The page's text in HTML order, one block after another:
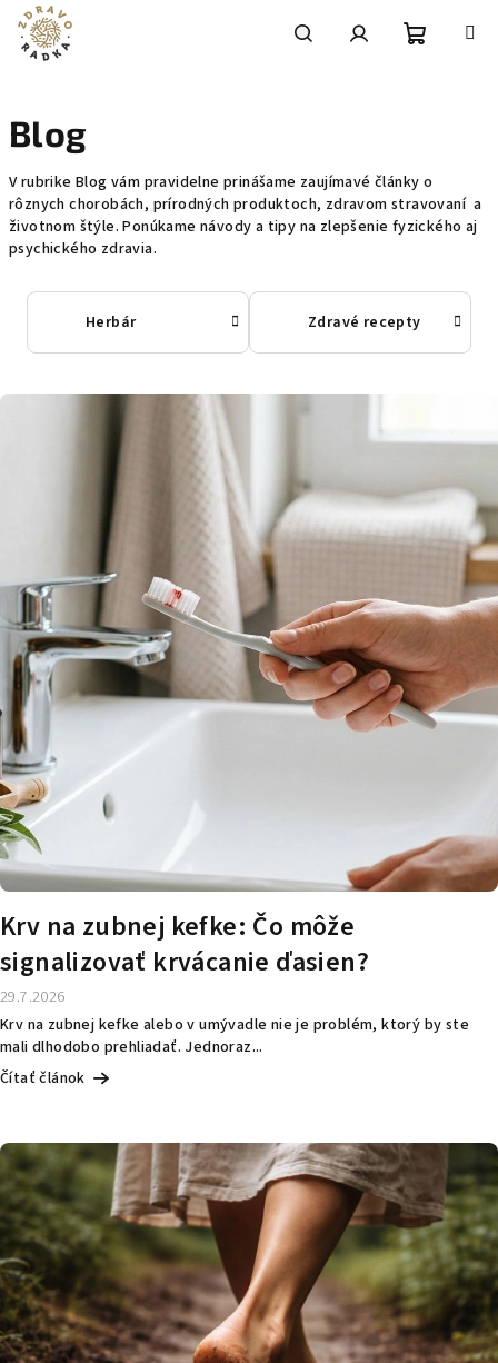
Prejsť
obsah
Blog
V rubrike Blog vám pravidelne prinášame zaujímavé články o
rôznych chorobách, prírodných produktoch, zdravom stravovaní a
životnom štýle. Ponúkame návody a tipy na zlepšenie fyzického aj
psychického zdravia.
Herbár Zdravé recepty
ý
á
n
k
o
v
Krv na zubnej kefke: Čo môže
signalizovať krvácanie ďasien?
29.7.2026
Krv na zubnej kefke alebo v umývadle nie je problém, ktorý by ste
mali dlhodobo prehliadať. Jednoraz...
Čítať článok